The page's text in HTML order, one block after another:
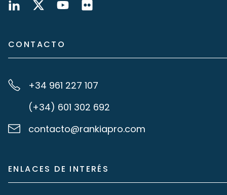
CONTACTO
+34 961 227 107
(+34) 601 302 692
contacto@rankiapro.com
ENLACES DE INTERÉS